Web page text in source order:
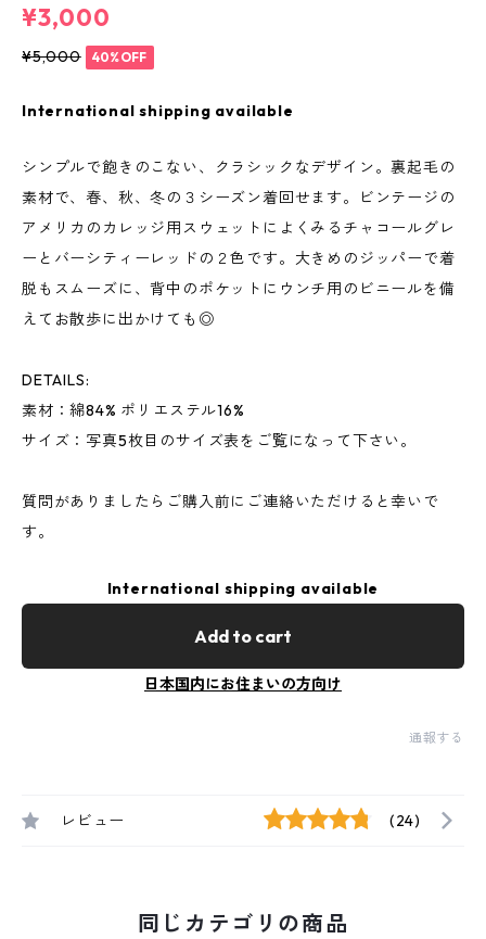
¥3,000
¥5,000 40%OFF
International shipping available
シンプルで飽きのこない、クラシックなデザイン。裏起毛の
素材で、春、秋、冬の３シーズン着回せます。ビンテージの
アメリカのカレッジ用スウェットによくみるチャコールグレ
ーとバーシティーレッドの２色です。大きめのジッパーで着
脱もスムーズに、背中のポケットにウンチ用のビニールを備
えてお散歩に出かけても◎
DETAILS:
素材：綿84% ポリエステル16%
サイズ：写真5枚目のサイズ表をご覧になって下さい。
質問がありましたらご購入前にご連絡いただけると幸いで
す。
International shipping available
Add to cart
日本国内にお住まいの方向け
通報する
レビュー (24)
同じカテゴリの商品